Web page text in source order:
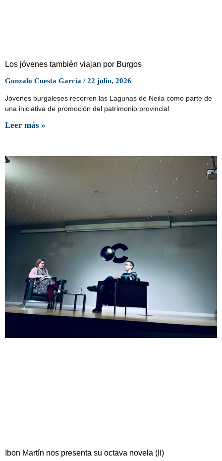
Los jóvenes también viajan por Burgos
Gonzalo Cuesta García 22 julio, 2026
Jóvenes burgaleses recorren las Lagunas de Neila como parte de
una iniciativa de promoción del patrimonio provincial
Leer más »
Ibon Martín nos presenta su octava novela (II)